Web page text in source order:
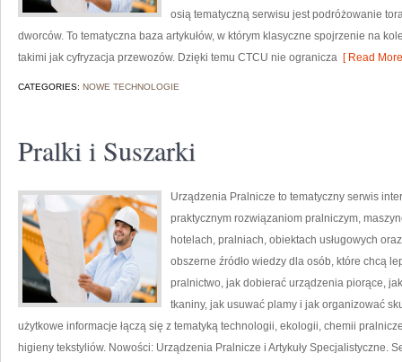
osią tematyczną serwisu jest podróżowanie
dworców. To tematyczna baza artykułów, w którym klasyczne spojrzenie na
takimi jak cyfryzacja przewozów. Dzięki temu CTCU nie ogranicza [ Read
CATEGORIES: NOWE TECHNOLOGIE
Pralki i Suszarki
Urządzenia Pralnicze to tematyczny serwis
praktycznym rozwiązaniom pralniczym,
hotelach, pralniach, obiektach usługowych
obszerne źródło wiedzy dla osób, które chcą
pralnictwo, jak dobierać urządzenia piorące,
tkaniny, jak usuwać plamy i jak organizować
użytkowe informacje łączą się z tematyką technologii, ekologii, chemii
higieny tekstyliów. Nowości: Urządzenia Pralnicze i Artykuły Specjalistyczne.